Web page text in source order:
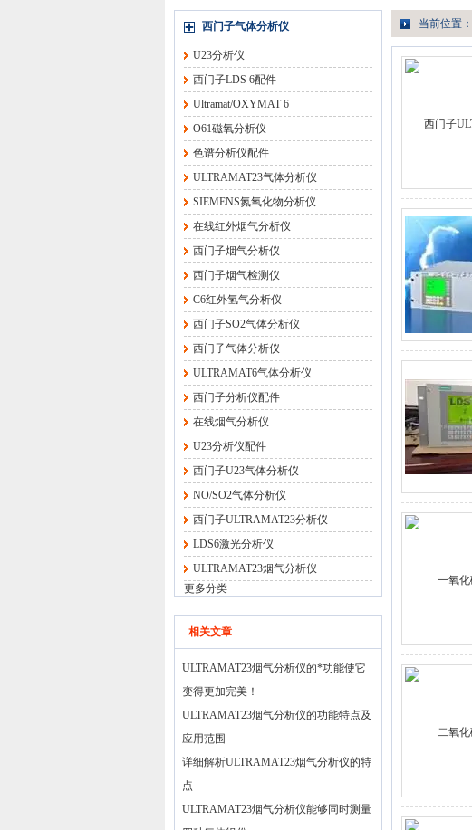
西门子气体分析仪
U23分析仪
西门子LDS 6配件
Ultramat/OXYMAT 6
O61磁氧分析仪
色谱分析仪配件
ULTRAMAT23气体分析仪
SIEMENS氮氧化物分析仪
在线红外烟气分析仪
西门子烟气分析仪
西门子烟气检测仪
C6红外氢气分析仪
西门子SO2气体分析仪
西门子气体分析仪
ULTRAMAT6气体分析仪
西门子分析仪配件
在线烟气分析仪
U23分析仪配件
西门子U23气体分析仪
NO/SO2气体分析仪
西门子ULTRAMAT23分析仪
LDS6激光分析仪
ULTRAMAT23烟气分析仪
更多分类
相关文章
ULTRAMAT23烟气分析仪的*功能使它
变得更加完美！
ULTRAMAT23烟气分析仪的功能特点及
应用范围
详细解析ULTRAMAT23烟气分析仪的特
点
ULTRAMAT23烟气分析仪能够同时测量
当前位置：